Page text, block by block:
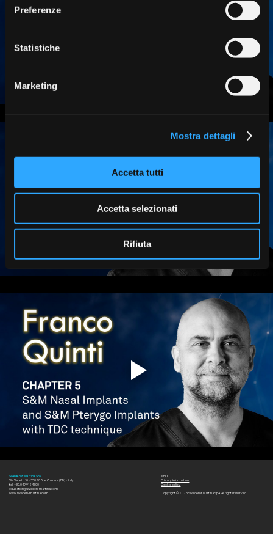
Preferenze
Statistiche
Marketing
Mostra dettagli
Accetta tutti
Accetta selezionati
Rifiuta
Sweden & Martina SpA
Via Veneto 10 - 35020 Due Carrare (PD) - Italy
tel. +39.049.9124300
education@sweden-martina.com
www.sweden-martina.com
INFO
Privacy information
Cookie policy
Copyright © 2025 Sweden & Martina SpA. All rights reserved.